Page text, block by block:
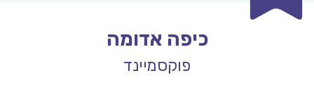
כיפה אדומה
פוקסמיינד